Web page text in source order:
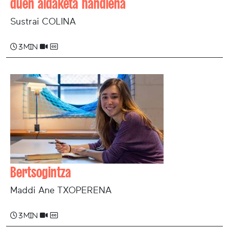
duen aldaketa handiena
Sustrai COLINA
3 min
Bertsogintza
Maddi Ane TXOPERENA
3 min